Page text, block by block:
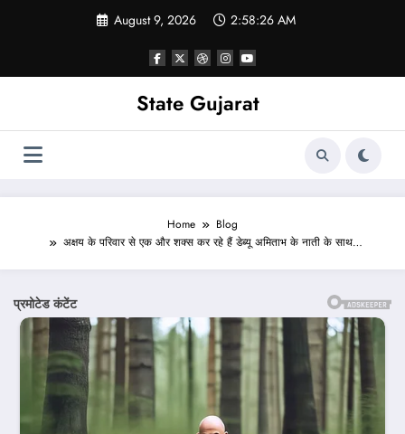
August 9, 2026 2:58:28 AM
State Gujarat
Home
Blog
अक्षय के परिवार से एक और शक्स कर रहे हैं डेब्यू अमिताभ के नाती के साथ…